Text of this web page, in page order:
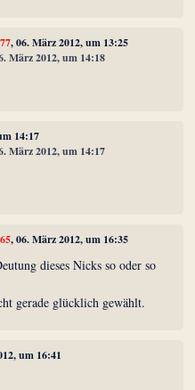
, 06. März 2012, um 13:25
März 2012, um 14:18
14:17
März 2012, um 14:17
, 06. März 2012, um 16:35
dieses Nicks so oder so
gerade glücklich gewählt.
um 16:41